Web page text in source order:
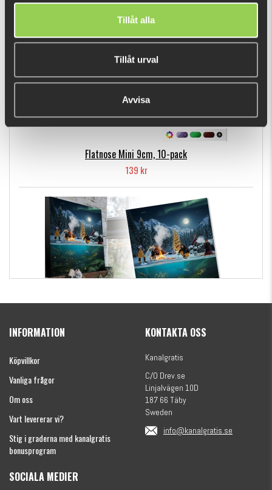
Tillåt alla
Tillåt urval
Avvisa
POPULÄRA PRODUKTER
Flatnose Mini 9cm, 10-pack
139 kr
(julkalender)
INFORMATION
Köpvillkor
Vanliga frågor
Om oss
Vart levererar vi?
Stig i graderna med kanalgratis
bonusprogram
KONTAKTA OSS
Kanalgratis
C/O Drev.se
Linjalvägen 10D
187 66 Täby
Sweden
info@kanalgratis.se
SOCIALA MEDIER